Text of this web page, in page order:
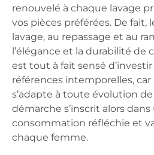
renouvelé à chaque lavage
vos pièces préférées. De fait,
lavage, au repassage et au
l’élégance et la durabilité de
est tout à fait sensé
références intemporelles,
s’adapte à toute évolution
démarche s’inscrit alors
consommation réfléchie et
chaque femme.